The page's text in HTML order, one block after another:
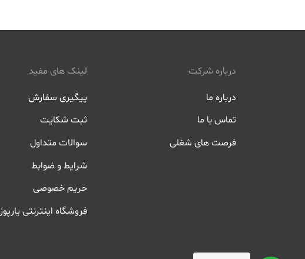
لینک های مفید
پیگیری سفارش
ثبت شکایت
سوالات متداول
شرایط و ضوابط
حریم خصوصی
فروشگاه اینترنتی یارپوز
درباره شرکت
درباره ما
تماس با ما
فرصت های شغلی